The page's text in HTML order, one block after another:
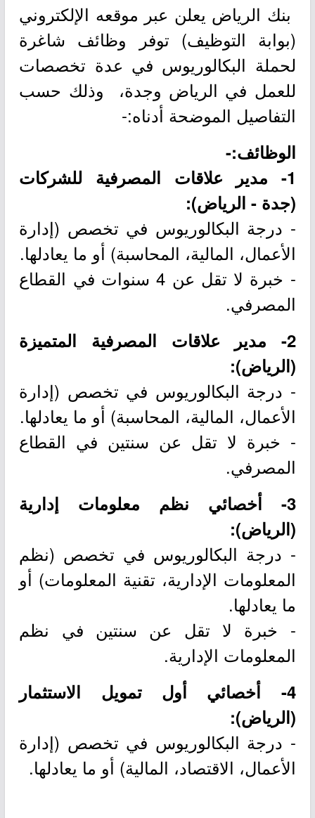
بنك الرياض يعلن عبر موقعه الإلكتروني
(بوابة التوظيف) توفر وظائف شاغرة
لحملة البكالوريوس في عدة تخصصات
للعمل في الرياض وجدة، وذلك حسب
التفاصيل الموضحة أدناه:-
الوظائف:-
1- مدير علاقات المصرفية للشركات
(جدة - الرياض):
- درجة البكالوريوس في تخصص (إدارة
الأعمال، المالية، المحاسبة) أو ما يعادلها.
- خبرة لا تقل عن 4 سنوات في القطاع
المصرفي.
2- مدير علاقات المصرفية المتميزة
(الرياض):
- درجة البكالوريوس في تخصص (إدارة
الأعمال، المالية، المحاسبة) أو ما يعادلها.
- خبرة لا تقل عن سنتين في القطاع
المصرفي.
3- أخصائي نظم معلومات إدارية
(الرياض):
- درجة البكالوريوس في تخصص (نظم
المعلومات الإدارية، تقنية المعلومات) أو
ما يعادلها.
- خبرة لا تقل عن سنتين في نظم
المعلومات الإدارية.
4- أخصائي أول تمويل الاستثمار
(الرياض):
- درجة البكالوريوس في تخصص (إدارة
الأعمال، الاقتصاد، المالية) أو ما يعادلها.